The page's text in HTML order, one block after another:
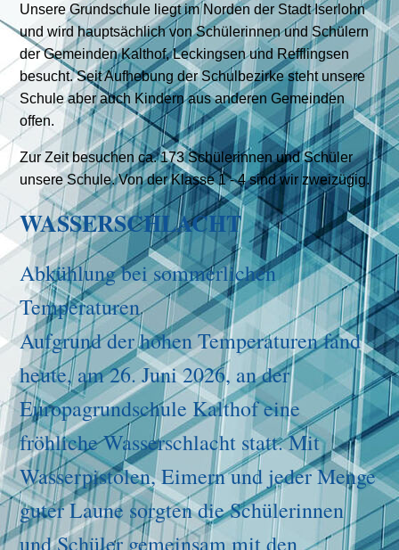
Unsere Grundschule liegt im Norden der Stadt Iserlohn
und wird hauptsächlich von Schülerinnen und Schülern
der Gemeinden Kalthof, Leckingsen und Refflingsen
besucht. Seit Aufhebung der Schulbezirke steht unsere
Schule aber auch Kindern aus anderen Gemeinden
offen.
Zur Zeit besuchen ca. 173 Schülerinnen und Schüler
unsere Schule. Von der Klasse 1 - 4 sind wir zweizügig.
WASSERSCHLACHT
Abkühlung bei sommerlichen
Temperaturen
Aufgrund der hohen Temperaturen fand
heute, am 26. Juni 2026, an der
Europagrundschule Kalthof eine
fröhliche Wasserschlacht statt. Mit
Wasserpistolen, Eimern und jeder Menge
guter Laune sorgten die Schülerinnen
und Schüler gemeinsam mit den